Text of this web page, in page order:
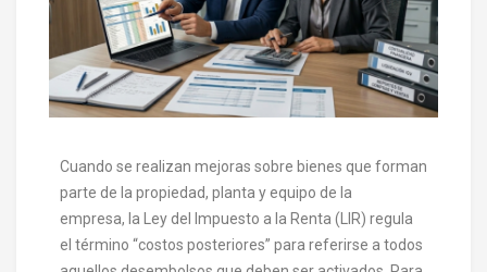
Cuando se realizan mejoras sobre bienes que forman
parte de la propiedad, planta y equipo de la
empresa, la Ley del Impuesto a la Renta (LIR) regula
el término “costos posteriores” para referirse a todos